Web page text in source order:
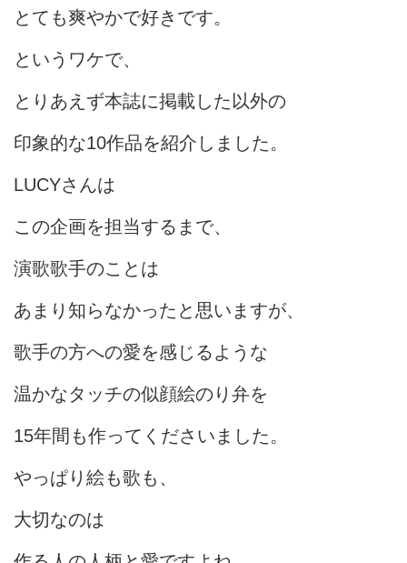
とても爽やかで好きです。
というワケで、
とりあえず本誌に掲載した以外の
印象的な10作品を紹介しました。
LUCYさんは
この企画を担当するまで、
演歌歌手のことは
あまり知らなかったと思いますが、
歌手の方への愛を感じるような
温かなタッチの似顔絵のり弁を
15年間も作ってくださいました。
やっぱり絵も歌も、
大切なのは